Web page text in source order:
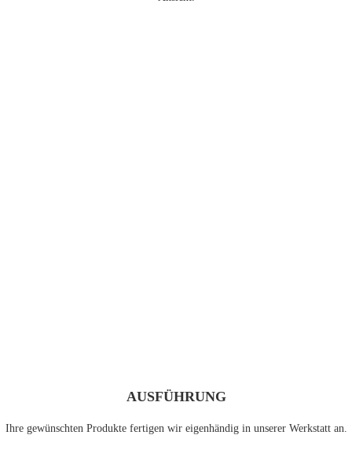
AUSFÜHRUNG
Ihre gewünschten Produkte fertigen wir eigenhändig in unserer Werkstatt an.